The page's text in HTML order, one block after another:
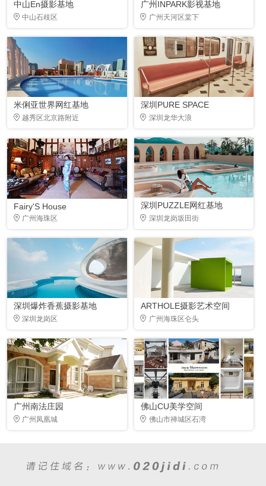
中山En摄影基地
中山石歧区
广州INPARK影视基地
广州天河区棠下
米俐亚世界网红基地
越秀区北京路附近
深圳PURE SPACE
深圳龙华大浪
Fairy'S House
广州海珠区
深圳PUZZLE网红基地
深圳龙岗坂田街
深圳爆炸香蕉摄影基地
深圳龙岗区
ARTHOLE摄影艺术空间
广州海珠区仑头
广州南法庄园
广州凤凰城
佛山CU美学空间
佛山市禅城区石湾